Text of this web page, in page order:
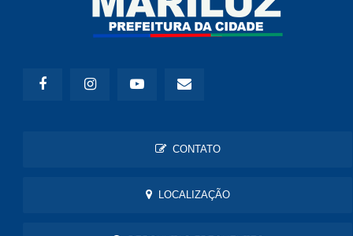
CONTATO
LOCALIZAÇÃO